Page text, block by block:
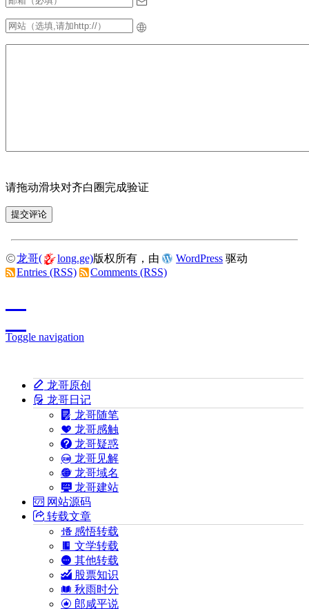
请拖动滑块对齐白圈完成验证
龙哥( long.ge)版权所有，由 WordPress 驱动
Entries (RSS)
Comments (RSS)
Toggle navigation
龙哥原创
龙哥日记
龙哥随笔
龙哥感触
龙哥疑惑
龙哥见解
龙哥域名
龙哥建站
网站源码
转载文章
感悟转载
文学转载
其他转载
股票知识
秋雨时分
郎咸平说